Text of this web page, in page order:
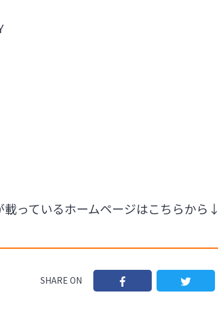
っているホームページはこちらから↓
SHARE ON